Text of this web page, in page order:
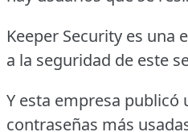
Keeper Security es una
a la seguridad de este
Y esta empresa publicó
contraseñas más